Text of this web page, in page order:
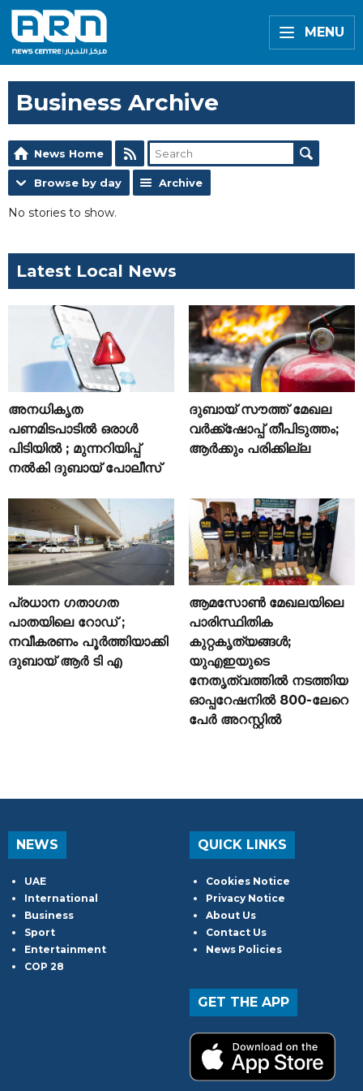
MENU
Business Archive
News Home
Browse by day Archive
No stories to show.
Latest Local News
അനധികൃത
പണമിടപാടിൽ ഒരാൾ
പിടിയിൽ ; മുന്നറിയിപ്പ്
നൽകി ദുബായ് പോലീസ്
ദുബായ് സൗത്ത് മേഖല
വർക്ക്‌ഷോപ്പ് തീപിടുത്തം;
ആർക്കും പരിക്കില്ല
പ്രധാന ഗതാഗത
പാതയിലെ റോഡ് ;
നവീകരണം പൂർത്തിയാക്കി
ദുബായ് ആർ ടി എ
ആമസോൺ മേഖലയിലെ
പാരിസ്ഥിതിക
കുറ്റകൃത്യങ്ങൾ;
യുഎഇയുടെ
നേതൃത്വത്തിൽ നടത്തിയ
ഓപ്പറേഷനിൽ 800-ലേറെ
പേർ അറസ്റ്റിൽ
NEWS
UAE
International
Business
Sport
Entertainment
COP 28
QUICK LINKS
Cookies Notice
Privacy Notice
About Us
Contact Us
News Policies
GET THE APP